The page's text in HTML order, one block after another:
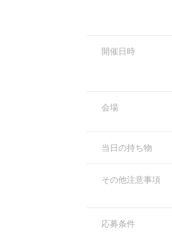
開催日時
会場
当日の持ち物
その他注意事項
応募条件